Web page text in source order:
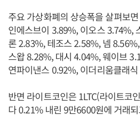
주요 가상화폐의 상승폭을 살펴보
인에스브이 3.89%, 이오스 3.74%,
론 2.83%, 테조스 2.58%, 넴
스왑 8.28%, 대시 4.04%, 웨이브
연파이낸스 0.92%, 이더리움클래
반면 라이트코인은 1LTC(라이트코
다 0.21% 내린 9만6600원에 거래